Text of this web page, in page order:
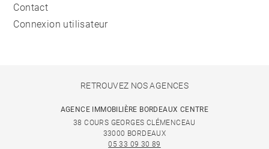
Contact
Connexion utilisateur
RETROUVEZ NOS AGENCES
AGENCE IMMOBILIÈRE BORDEAUX CENTRE
38 COURS GEORGES CLÉMENCEAU
33000 BORDEAUX
05 33 09 30 89